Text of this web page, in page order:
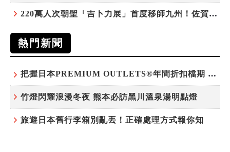
220萬人次朝聖「吉卜力展」首度移師九州！佐賀站早鳥平日套票8/10搶先開賣
熱門新聞
把握日本PREMIUM OUTLETS®年間折扣檔期 越買越划算
竹燈閃耀浪漫冬夜 熊本必訪黑川溫泉湯明點燈
旅遊日本舊行李箱別亂丟！正確處理方式報你知